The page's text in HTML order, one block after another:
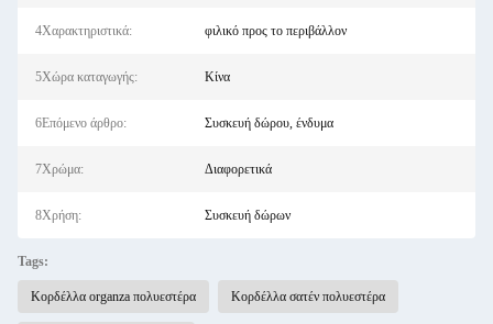
4Χαρακτηριστικά: φιλικό προς το περιβάλλον
5Χώρα καταγωγής: Κίνα
6Επόμενο άρθρο: Συσκευή δώρου, ένδυμα
7Χρώμα: Διαφορετικά
8Χρήση: Συσκευή δώρων
Tags:
Κορδέλλα organza πολυεστέρα Κορδέλλα σατέν πολυεστέρα